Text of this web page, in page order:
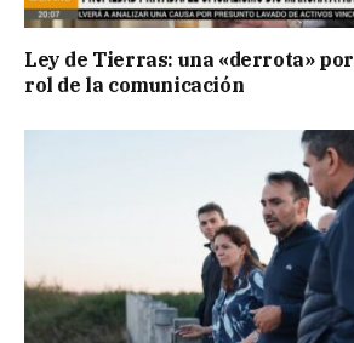
Ley de Tierras: una «derrota»
rol de la comunicación